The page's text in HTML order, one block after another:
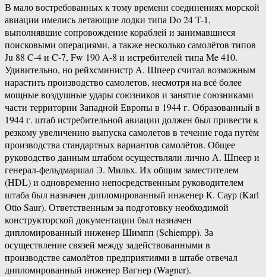
В мало востребованных к тому времени соединениях морской
авиации имелись летающие лодки типа Do 24 T-1,
выполнявшие сопровождение кораблей и занимавшиеся
поисковыми операциями, а также несколько самолётов типов
Ju 88 C-4 и C-7, Fw 190 A-8 и истребителей типа Me 410.
Удивительно, но рейхсминистр А. Шпеер считал возможным
нарастить производство самолетов, несмотря на всё более
мощные воздушные удары союзников и занятие союзниками
части территории Западной Европы в 1944 г. Образованный в
1944 г. штаб истребительной авиации должен был привести к
резкому увеличению выпуска самолетов в течение года путём
производства стандартных вариантов самолётов. Общее
руководство данным штабом осуществляли лично А. Шпеер и
генерал-фельдмаршал Э. Мильх. Их общим заместителем
(HDL) и одновременно непосредственным руководителем
штаба был назначен дипломированный инженер К. Саур (Karl
Otto Sаur). Ответственным за подготовку необходимой
конструкторской документации был назначен
дипломированный инженер Шимпп (Schiempp). За
осуществление связей между задействованными в
производстве самолётов предприятиями в штабе отвечал
дипломированный инженер Вагнер (Wagner).